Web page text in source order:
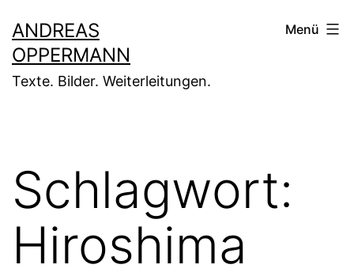
Inhalt
springen
ANDREAS
OPPERMANN
Texte. Bilder. Weiterleitungen.
Menü
Schlagwort:
Hiroshima